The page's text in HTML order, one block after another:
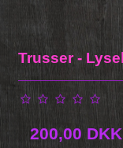
Trusser -
200,00 DKK